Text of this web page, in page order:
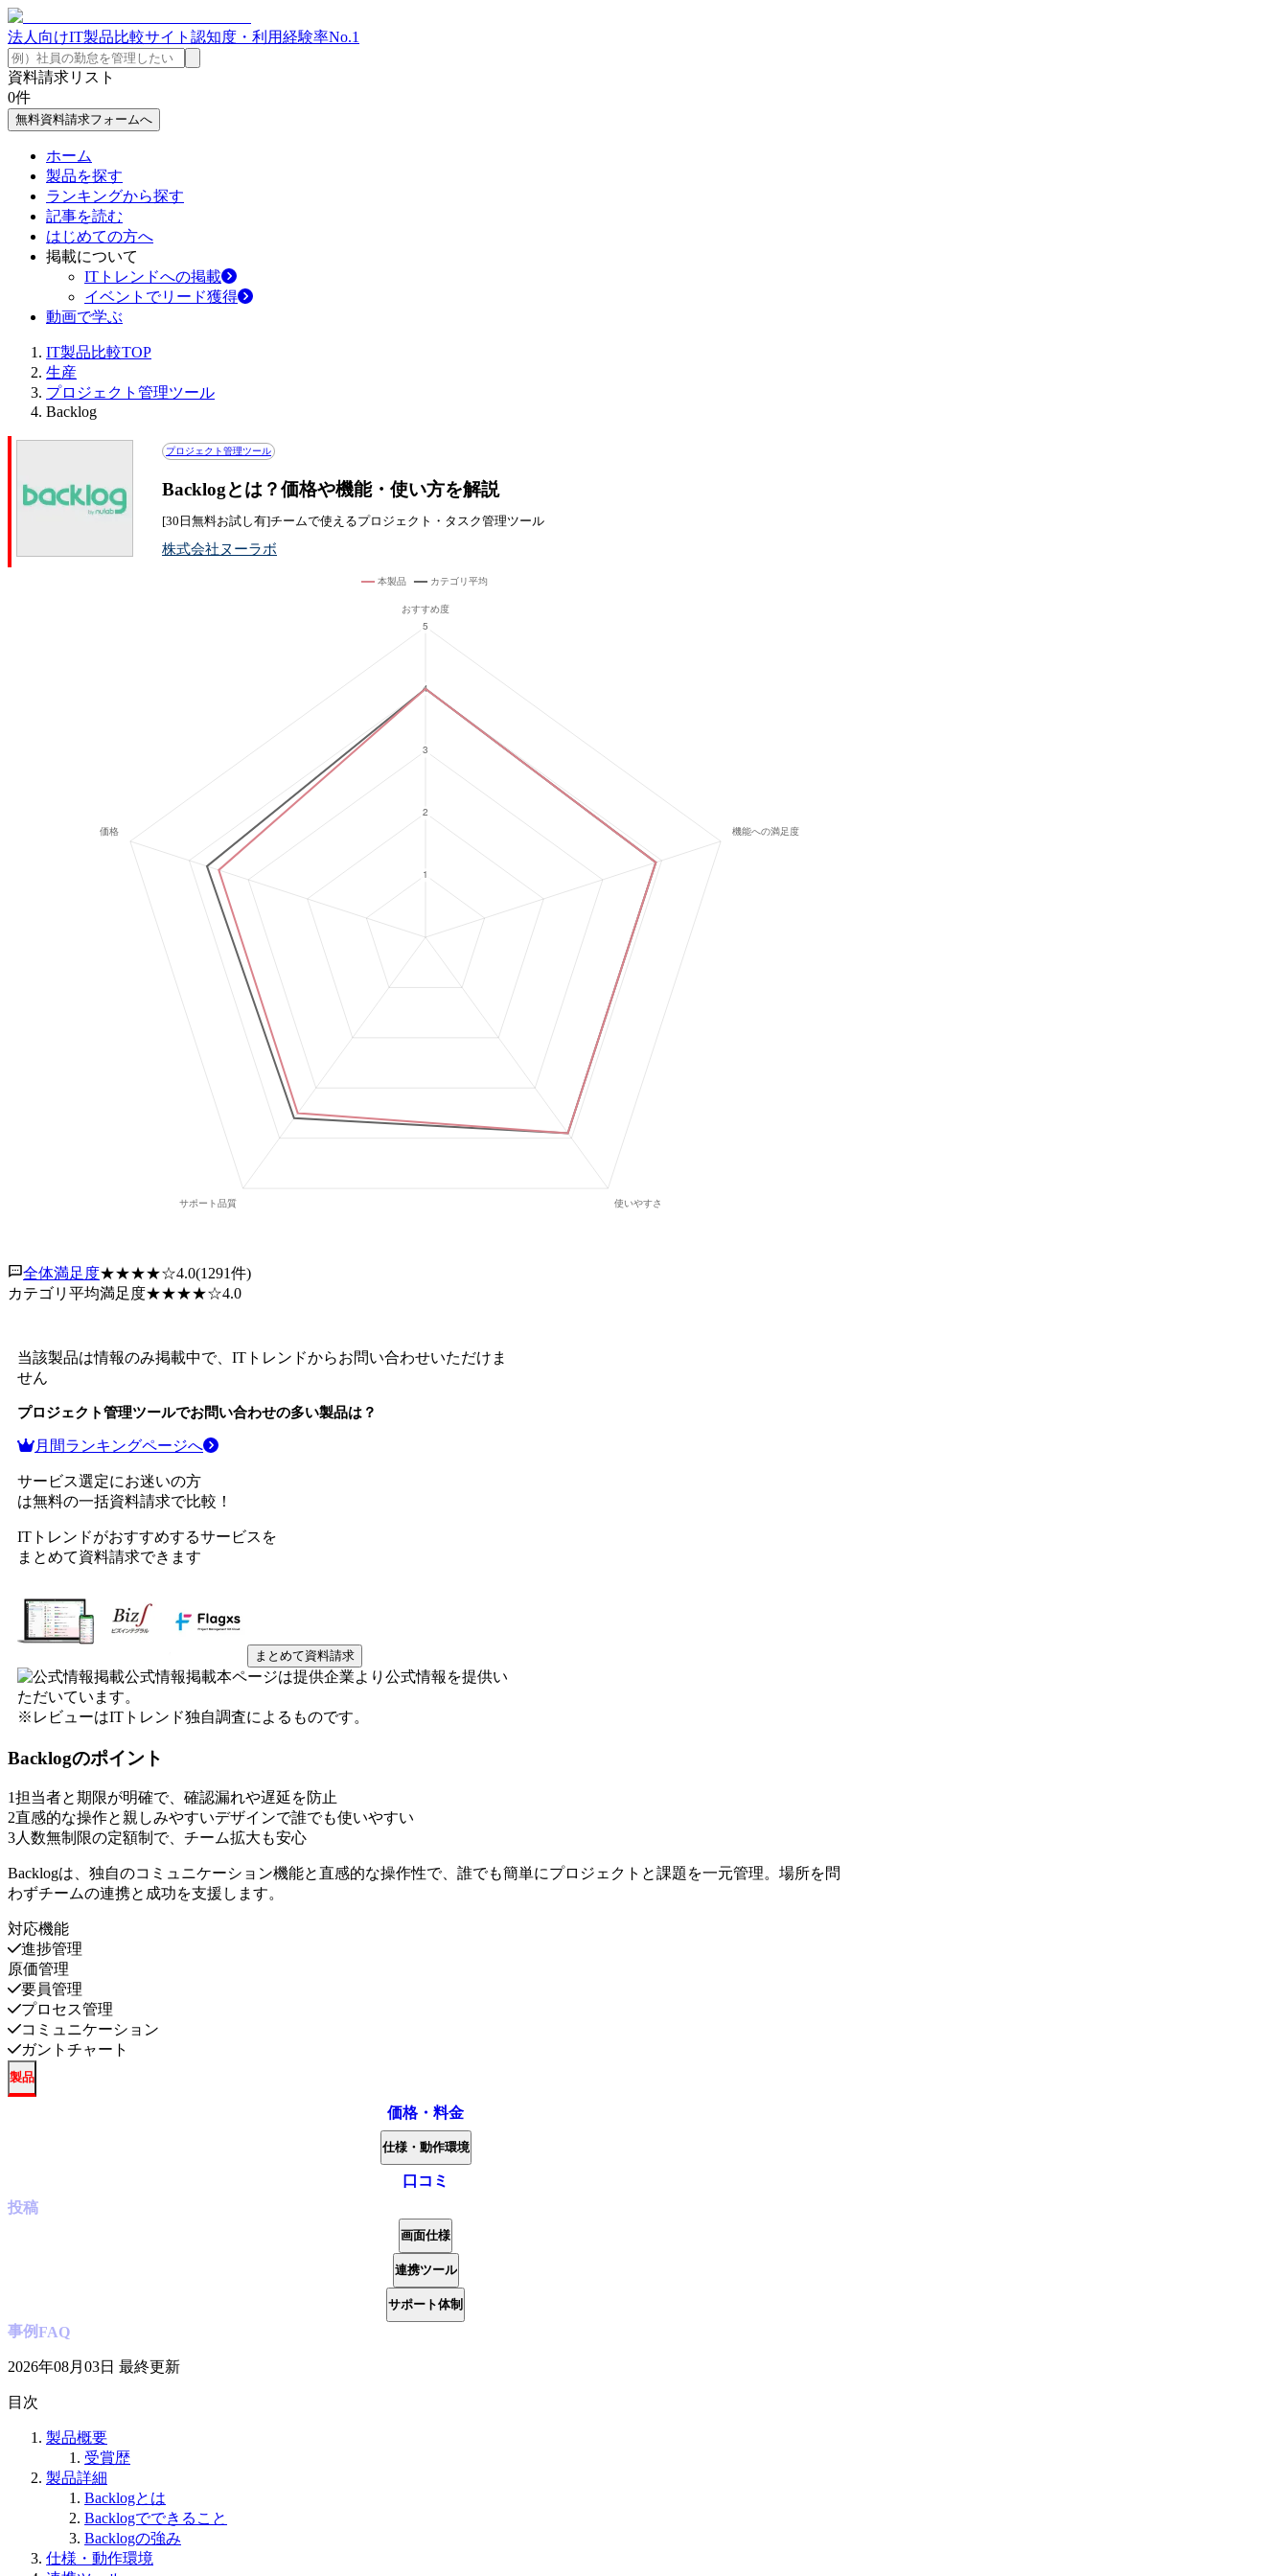
法人向けIT製品比較サイト 認知度・利用経験率No.1
資料請求リスト
0件
無料資料請求フォームへ
ホーム
製品を探す
ランキングから探す
記事を読む
はじめての方へ
掲載について
ITトレンドへの掲載
イベントでリード獲得
動画で学ぶ
IT製品比較TOP
生産
プロジェクト管理ツール
Backlog
プロジェクト管理ツール
Backlogとは？価格や機能・使い方を解説
[30日無料お試し有]チームで使えるプロジェクト・タスク管理ツール
株式会社ヌーラボ
全体満足度★★★★☆4.0(1291件)
カテゴリ平均満足度★★★★☆4.0
当該製品は情報のみ掲載中で、ITトレンドからお問い合わせいただけま
せん
プロジェクト管理ツールでお問い合わせの多い製品は？
月間ランキングページへ
サービス選定にお迷いの方
は無料の一括資料請求で比較！
ITトレンドがおすすめするサービスを
まとめて資料請求できます
まとめて資料請求
公式情報掲載本ページは提供企業より公式情報を提供い
ただいています。
※レビューはITトレンド独自調査によるものです。
Backlogのポイント
1担当者と期限が明確で、確認漏れや遅延を防止
2直感的な操作と親しみやすいデザインで誰でも使いやすい
3人数無制限の定額制で、チーム拡大も安心
Backlogは、独自のコミュニケーション機能と直感的な操作性で、誰でも簡単にプロジェクトと課題を一元管理。場所を問
わずチームの連携と成功を支援します。
対応機能
進捗管理
原価管理
要員管理
プロセス管理
コミュニケーション
ガントチャート
製品
価格・料金
仕様・動作環境
口コミ
投稿
画面仕様
連携ツール
サポート体制
事例FAQ
2026年08月03日 最終更新
目次
製品概要
受賞歴
製品詳細
Backlogとは
Backlogでできること
Backlogの強み
仕様・動作環境